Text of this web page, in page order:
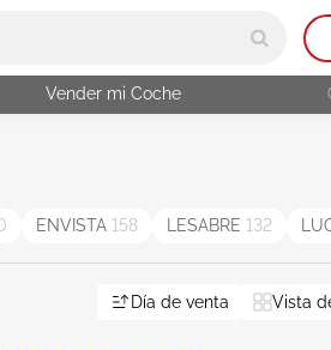
Vender mi Coche
ENVISTA 158 LESABRE 132
Día de venta Vista